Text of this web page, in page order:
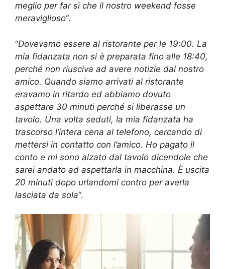
meglio per far sì che il nostro weekend fosse
meraviglioso“.
“Dovevamo essere al ristorante per le 19:00. La
mia fidanzata non si è preparata fino alle 18:40,
perché non riusciva ad avere notizie dal nostro
amico. Quando siamo arrivati al ristorante
eravamo in ritardo ed abbiamo dovuto
aspettare 30 minuti perché si liberasse un
tavolo. Una volta seduti, la mia fidanzata ha
trascorso l’intera cena al telefono, cercando di
mettersi in contatto con l’amico. Ho pagato il
conto e mi sono alzato dal tavolo dicendole che
sarei andato ad aspettarla in macchina. È uscita
20 minuti dopo urlandomi contro per averla
lasciata da sola“.